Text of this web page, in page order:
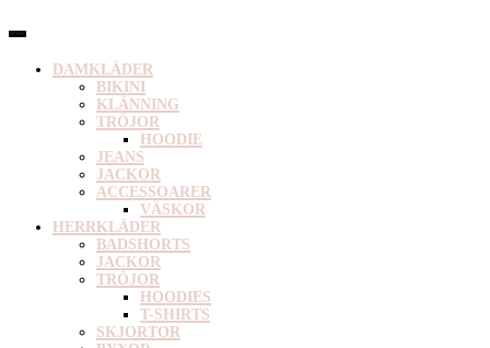
DAMKLÄDER
BIKINI
KLÄNNING
TRÖJOR
HOODIE
JEANS
JACKOR
ACCESSOARER
VÄSKOR
HERRKLÄDER
BADSHORTS
JACKOR
TRÖJOR
HOODIES
T-SHIRTS
SKJORTOR